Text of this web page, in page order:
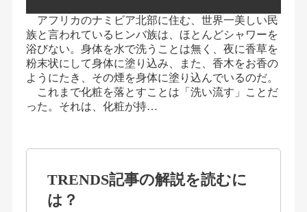
アフリカのナミビア北部に住む、世界一美しい民
族と言われているヒンバ族は、ほとんどシャワーを
浴びない。身体を水で洗うことは無く、夜に香草を
粉末状にして身体に塗り込み、また、香木をお香の
ようにたき、その煙を身体に塗り込んでいるのだ。
これまで化粧を落とすことは「洗い流す」ことだ
った。それは、化粧が持…
TRENDS記事の解説を読むに
は？